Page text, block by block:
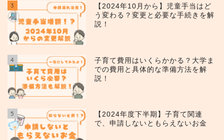
3
【2024年10月から】児童手当はど
う変わる？変更と必要な手続きを解
説！
4
子育て費用はいくらかかる？大学ま
での費用と具体的な準備方法を解
説！
5
【2024年度下半期】子育て関連
で、申請しないともらえないお金